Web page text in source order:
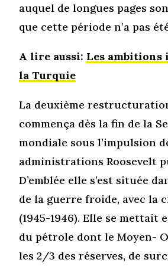
auquel de longues pages
que cette période n’a pas
A lire aussi: Les ambitions
la Turquie
La deuxième
commença dès la fin de la
mondiale sous l’impulsion
administrations Roosevelt
D’emblée elle s’est située
de la guerre froide, avec la
(1945-1946). Elle se mettait
du pétrole dont le Moyen-
les 2/3 des réserves, de